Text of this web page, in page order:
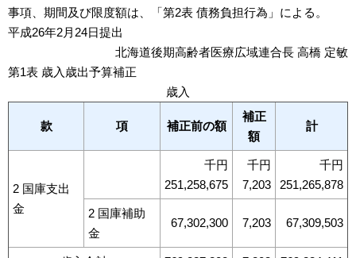
事項、期間及び限度額は、「第2表 債務負担行為」による。
平成26年2月24日提出
北海道後期高齢者医療広域連合長 高橋 定敏
第1表 歳入歳出予算補正
歳入
款 項 補正前の額
補正
額
計
2 国庫支出
金
千円
251,258,675
千円
7,203
千円
251,265,878
2 国庫補助
金
67,302,300 7,203 67,309,503